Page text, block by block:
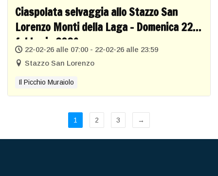
Ciaspolata selvaggia allo Stazzo San
Lorenzo Monti della Laga – Domenica 22
febbraio 2026
22-02-26 alle 07:00 - 22-02-26 alle 23:59
Stazzo San Lorenzo
Il Picchio Muraiolo
1 2 3 →